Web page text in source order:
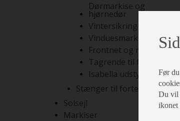
Dørmarkise og
hjørnedør
Vintersikring
Vinduesmarkiser
Frontnet og rumdelere
Tagrende til fortelte
Isabella udstyr
Stænger til fortelte
Solsejl
Markiser
Før
Du vil
ikonet